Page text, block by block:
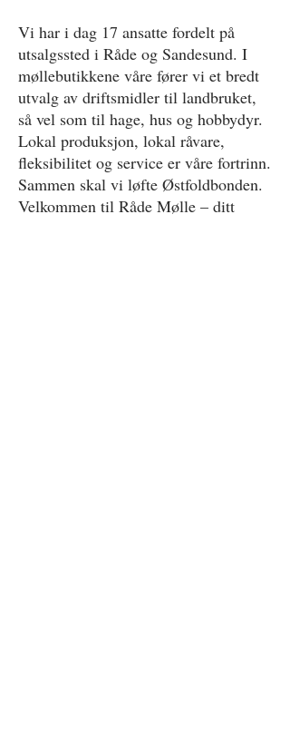
Vi har i dag 17 ansatte fordelt på
utsalgssted i Råde og Sandesund. I
møllebutikkene våre fører vi et bredt
utvalg av driftsmidler til landbruket,
så vel som til hage, hus og hobbydyr.
Lokal produksjon, lokal råvare,
fleksibilitet og service er våre fortrinn.
Sammen skal vi løfte Østfoldbonden.
Velkommen til Råde Mølle – ditt